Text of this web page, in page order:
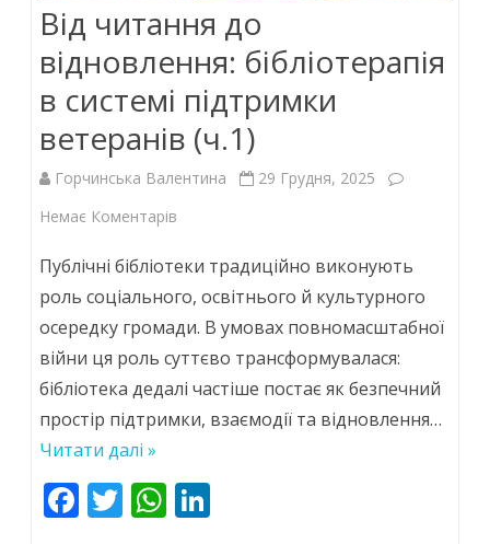
Від читання до
відновлення: бібліотерапія
в системі підтримки
ветеранів (ч.1)
Горчинська Валентина
29 Грудня, 2025
Немає Коментарів
читання
до
відновлення:
системі
підтримки
Публічні бібліотеки традиційно виконують
роль соціального, освітнього й культурного
осередку громади. В умовах повномасштабної
війни ця роль суттєво трансформувалася:
бібліотека дедалі частіше постає як безпечний
простір підтримки, взаємодії та відновлення…
Читати далі »
F T W